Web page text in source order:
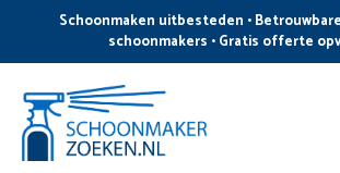
de
inhoud
Schoonmaken uitbesteden •
schoonmakers • Gratis offerte